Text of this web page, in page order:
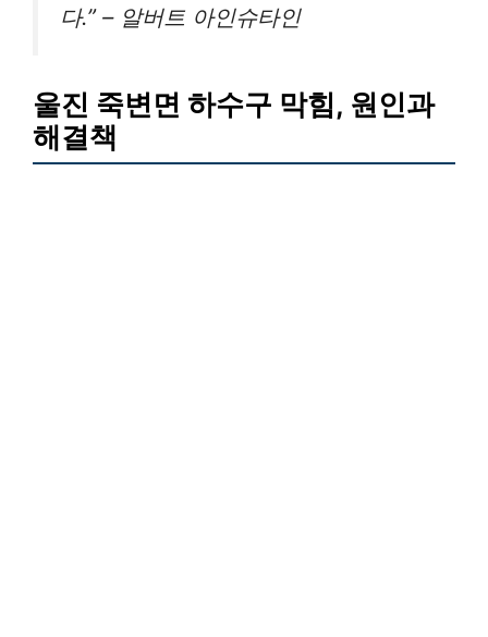
다.” – 알버트 아인슈타인
울진 죽변면 하수구 막힘, 원인과
해결책